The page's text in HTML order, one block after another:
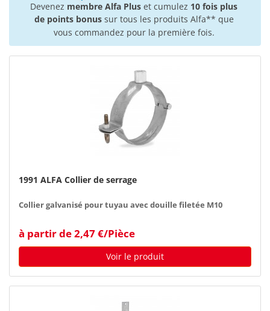
Devenez membre Alfa Plus et cumulez 10 fois plus
de points bonussur tous les produits Alfa** que
vous commandez pour la première fois.
1991 ALFA Collier de serrage
Collier galvanisé pour tuyau avec douille filetée M10
à partir de 2,47 €/Pièce
Voir le produit